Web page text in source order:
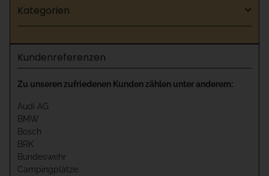
Kategorien
Kundenreferenzen
Zu unseren zufriedenen Kunden zählen unter anderem:
Audi AG
BMW
Bosch
BRK
Bundeswehr
Campingplätze